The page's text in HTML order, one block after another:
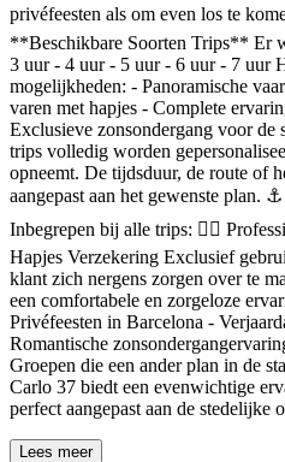
privéfeesten als om even los te
**Beschikbare Soorten Trips** Er
3 uur - 4 uur - 5 uur - 6 uur - 7 uur
mogelijkheden: - Panoramische
varen met hapjes - Complete
Exclusieve zonsondergang voor
trips volledig worden
opneemt. De tijdsduur, de route of
aangepast aan het gewenste plan.
Inbegrepen bij alle trips: 👨‍✈️
Hapjes Verzekering Exclusief
klant zich nergens zorgen over te
een comfortabele en zorgeloze
Privéfeesten in Barcelona -
Romantische
Groepen die een ander plan in de
Carlo 37 biedt een evenwichtige
perfect aangepast aan de stedelijke
Lees meer